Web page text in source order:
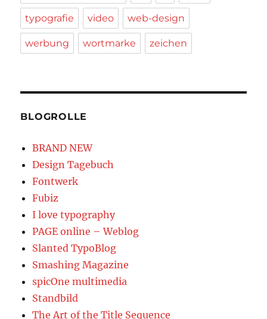
typografie video web-design
werbung wortmarke zeichen
BLOGROLLE
BRAND NEW
Design Tagebuch
Fontwerk
Fubiz
I love typography
PAGE online – Weblog
Slanted TypoBlog
Smashing Magazine
spicOne multimedia
Standbild
The Art of the Title Sequence